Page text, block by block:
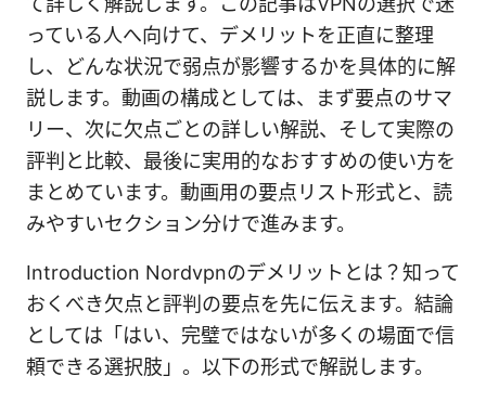
っている人へ向けて、デメリットを正直に整理
し、どんな状況で弱点が影響するかを具体的に解
説します。動画の構成としては、まず要点のサマ
リー、次に欠点ごとの詳しい解説、そして実際の
評判と比較、最後に実用的なおすすめの使い方を
まとめています。動画用の要点リスト形式と、読
みやすいセクション分けで進みます。
Introduction Nordvpnのデメリットとは？知って
おくべき欠点と評判の要点を先に伝えます。結論
としては「はい、完璧ではないが多くの場面で信
頼できる選択肢」。以下の形式で解説します。